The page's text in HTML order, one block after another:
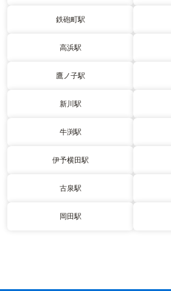
鉄砲町駅
高浜駅
鷹ノ子駅
新川駅
牛渕駅
伊予横田駅
古泉駅
岡田駅